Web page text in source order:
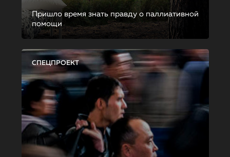
Пришло время знать правду о паллиативной
помощи
СПЕЦПРОЕКТ